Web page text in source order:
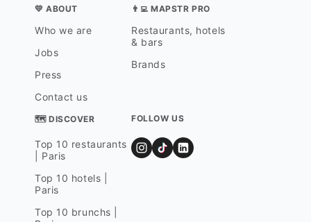
💛 ABOUT
Who we are
Jobs
Press
Contact us
👨‍💻 MAPSTR PRO
Restaurants, hotels
& bars
Brands
🗺 DISCOVER
Top 10 restaurants
| Paris
Top 10 hotels |
Paris
Top 10 brunchs |
FOLLOW US